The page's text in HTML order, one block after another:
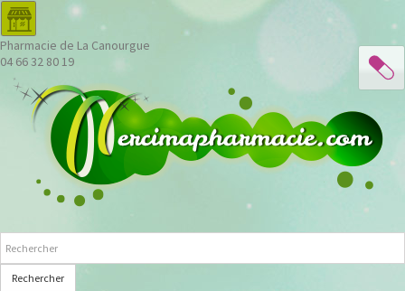
Pharmacie de La Canourgue
04 66 32 80 19
Rechercher